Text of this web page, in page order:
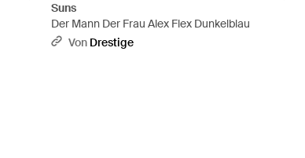
Suns
Der Mann Der Frau Alex Flex Dunkelblau
Von Drestige